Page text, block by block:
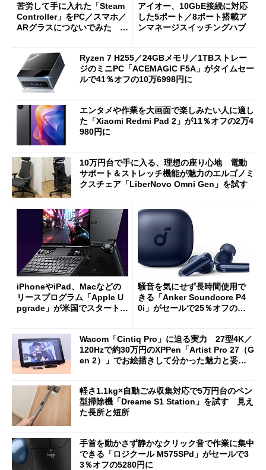
苦労して手に入れた「Steam
Controller」をPC／スマホ／
ARグラスにつないでみた ゲ
アイオー、10GbE接続に対応
した5ポート／8ポート搭載ア
ンマネージスイッチングハブ
Ryzen 7 H255／24GBメモリ／1TBストレー
ジのミニPC「ACEMAGIC F5A」がタイムセー
ルで41％オフの10万6998円に
エンタメや作業を大画面で楽しみたい人に適し
た「Xiaomi Redmi Pad 2」が11％オフの2万4
980円に
10万円台で手に入る、理想の座り心地 電動
サポート＆ストレッチ機能が魅力のエルゴノミ
クスチェア「LiberNovo Omni Gen」を試す
iPhoneやiPad、Macなどの
リースプログラム「Apple U
pgrade」が米国でスタート／
ut」が明...
騒音を気にせず長時間使用で
きる「Anker Soundcore P4
0i」がセールで25％オフの59
Wacom「Cintiq Pro」に迫る実力 27型4K／
120Hzで約30万円のXPPen「Artist Pro 27（G
en 2）」でお絵描きして分かった魅力と妥協
軽さ1.1kg×自動ごみ収集対応で5万円台のペン
型掃除機「Dreame S1 Station」を試す 見え
た長所と短所
手首を動かさず静かなクリック音で作業に集中
できる「ロジクール M575SPd」がセールで3
3％オフの5280円に